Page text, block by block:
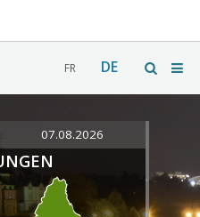
FR DE
07.08.2026